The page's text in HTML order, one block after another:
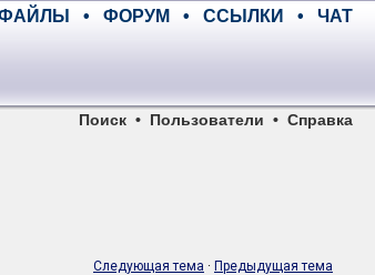
• ФОРУМ • ССЫЛКИ • ЧАТ
Поиск • Пользователи • Справка
Следующая тема · Предыдущая тема